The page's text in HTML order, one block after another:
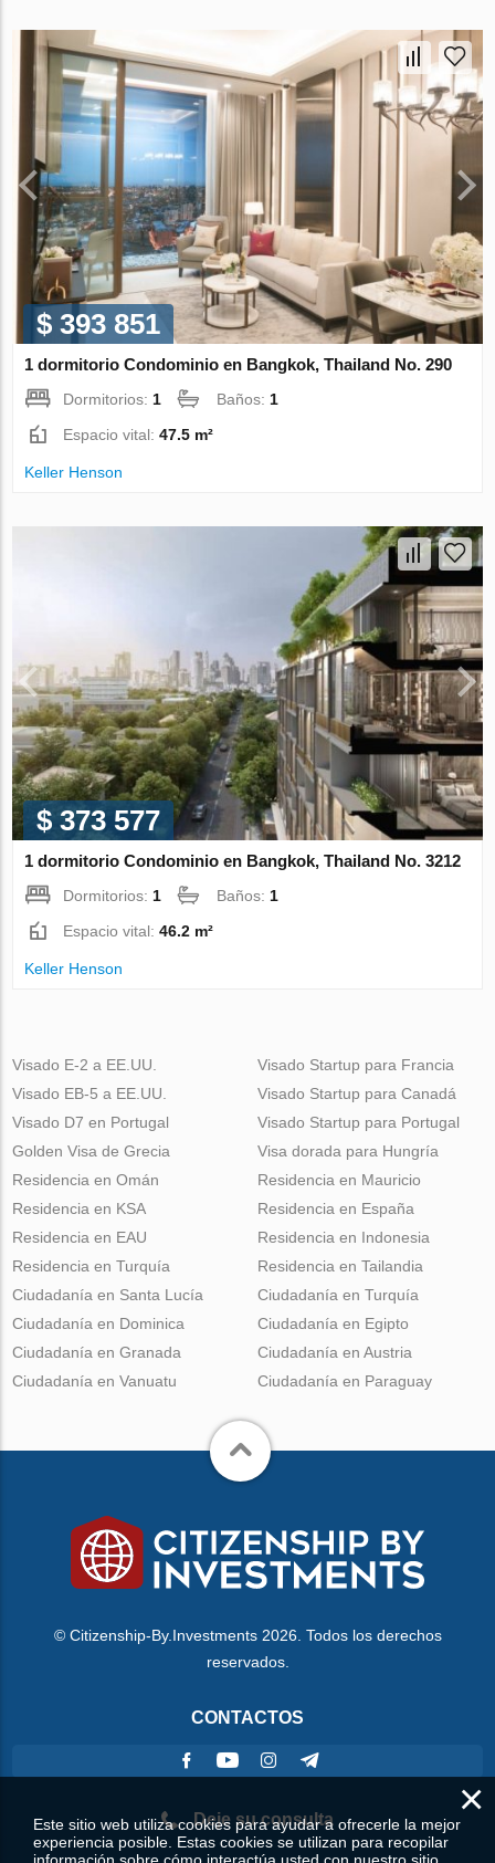
$ 393 851
1 dormitorio Condominio en Bangkok, Thailand No. 290
Dormitorios: 1 Baños: 1
Espacio vital:47.5 m²
Keller Henson
$ 373 577
1 dormitorio Condominio en Bangkok, Thailand No. 3212
Dormitorios: 1 Baños: 1
Espacio vital:46.2 m²
Keller Henson
Visado E-2 a EE.UU.
Visado EB-5 a EE.UU.
Visado D7 en Portugal
Golden Visa de Grecia
Visado Startup para Francia
Visado Startup para Canadá
Visado Startup para Portugal
Visa dorada para Hungría
Residencia en Omán
Residencia en KSA
Residencia en EAU
Residencia en Turquía
Residencia en Mauricio
Residencia en España
Residencia en Indonesia
Residencia en Tailandia
Ciudadanía en Santa Lucía
Ciudadanía en Dominica
Ciudadanía en Granada
Ciudadanía en Vanuatu
Ciudadanía en Turquía
Ciudadanía en Egipto
Ciudadanía en Austria
Ciudadanía en Paraguay
© Citizenship-By.Investments 2026. Todos los derechos
reservados.
CONTACTOS
Deje su consulta ×
Este sitio web utiliza cookies para ayudar a ofrecerle la mejor
experiencia posible. Estas cookies se utilizan para recopilar